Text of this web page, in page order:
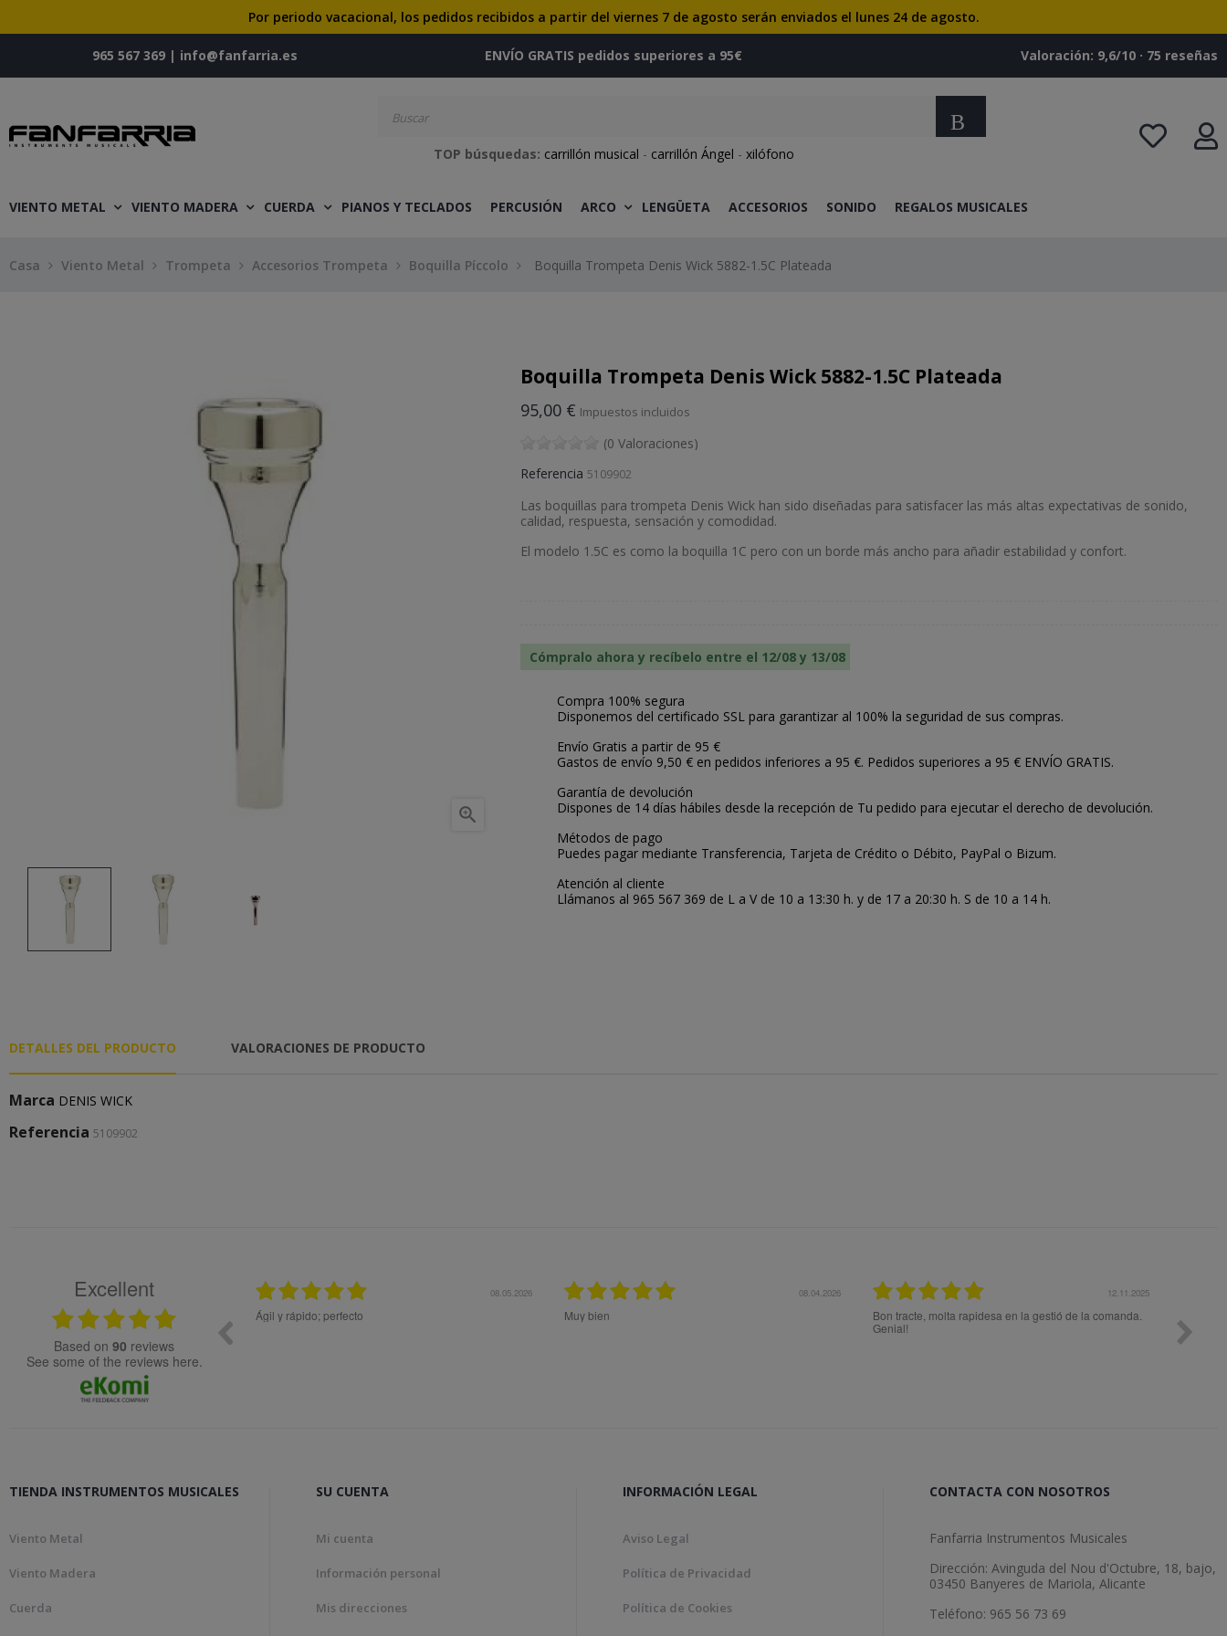
Por periodo vacacional, los pedidos recibidos a partir del viernes 7 de agosto serán enviados el lunes 24 de agosto.
965 567 369 | info@fanfarria.es ENVÍO GRATIS pedidos superiores a 95€ Valoración: 9,6/10 · ‎75 reseñas
Buscar
TOP búsquedas: carrillón musical - carrillón Ángel - xilófono
VIENTO METAL VIENTO MADERA CUERDA PIANOS Y TECLADOS PERCUSIÓN ARCO LENGÜETA ACCESORIOS SONIDO REGALOS MUSICALES
Casa Viento Metal Trompeta Accesorios Trompeta Boquilla Píccolo Boquilla Trompeta Denis Wick 5882-1.5C Plateada

Boquilla Trompeta Denis Wick 5882-1.5C Plateada
95,00 € Impuestos incluidos
(0 Valoraciones)
Referencia 5109902
Las boquillas para trompeta Denis Wick han sido diseñadas para satisfacer las más altas expectativas de sonido,
calidad, respuesta, sensación y comodidad.
El modelo 1.5C es como la boquilla 1C pero con un borde más ancho para añadir estabilidad y confort.
Cómpralo ahora y recíbelo entre el 12/08 y 13/08
Compra 100% segura
Disponemos del certificado SSL para garantizar al 100% la seguridad de sus compras.
Envío Gratis a partir de 95 €
Gastos de envío 9,50 € en pedidos inferiores a 95 €. Pedidos superiores a 95 € ENVÍO GRATIS.
Garantía de devolución
Dispones de 14 días hábiles desde la recepción de Tu pedido para ejecutar el derecho de devolución.
Métodos de pago
Puedes pagar mediante Transferencia, Tarjeta de Crédito o Débito, PayPal o Bizum.
Atención al cliente
Llámanos al 965 567 369 de L a V de 10 a 13:30 h. y de 17 a 20:30 h. S de 10 a 14 h.
DETALLES DEL PRODUCTO VALORACIONES DE PRODUCTO
Marca DENIS WICK
Referencia 5109902
Excellent
based on 90 reviews
see some of the reviews here.
25.02.2024
de muy buena calidad. Ágil y rápido; perfecto
Bon tracte, molta rapidesa en la gestió de la comanda.
Todo ok
TIENDA INSTRUMENTOS MUSICALES
Viento Metal
Viento Madera
Cuerda
SU CUENTA
Mi cuenta
Información personal
Mis direcciones
INFORMACIÓN LEGAL
Aviso Legal
Política de Privacidad
Política de Cookies
CONTACTA CON NOSOTROS
Fanfarria Instrumentos Musicales
Dirección: Avinguda del Nou d'Octubre, 18, bajo,
03450 Banyeres de Mariola, Alicante
Teléfono: 965 56 73 69